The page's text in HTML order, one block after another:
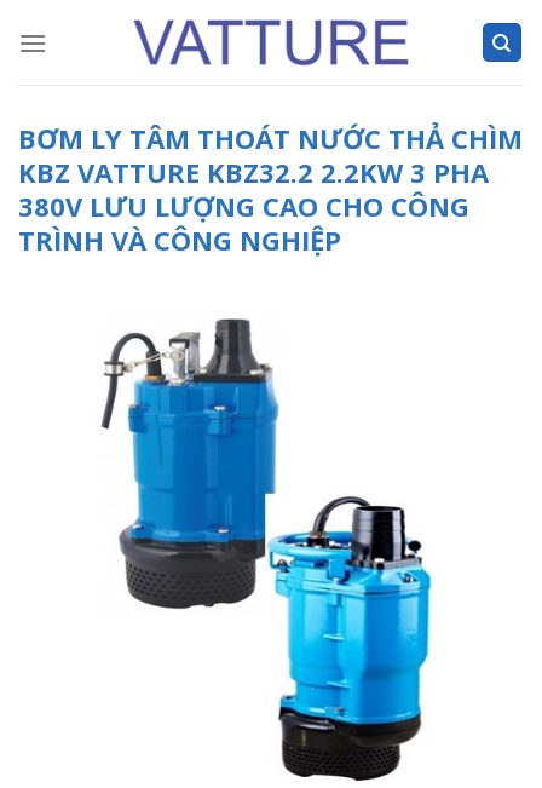
BƠM LY TÂM THOÁT NƯỚC THẢ CHÌM
KBZ VATTURE KBZ32.2 2.2KW 3 PHA
380V LƯU LƯỢNG CAO CHO CÔNG
TRÌNH VÀ CÔNG NGHIỆP